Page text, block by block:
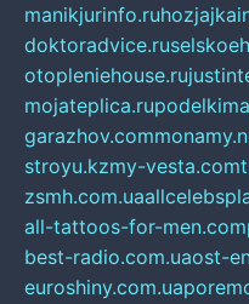
manikjurinfo.ru
doktoradvice.ru
otopleniehouse.ru
mojateplica.ru
garazhov.com
stroyu.kzmy-vesta.com
zsmh.com.ua
all-tattoos-for-men.com
best-radio.com.uaost-
euroshiny.com.ua